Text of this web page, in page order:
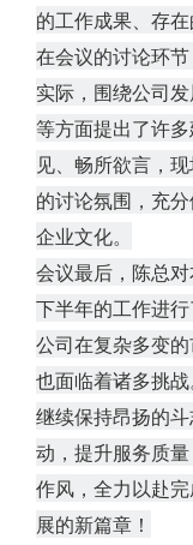
的工作成果、存
在会议的讨论环
实际，围绕公司
等方面提出了许
见、畅所欲言，
的讨论氛围，充
企业文化。
会议最后，陈总
下半年的工作进
公司在复杂多变
也面临着诸多挑
继续保持昂扬的
动，提升服务质
作风，全力以赴
展的新篇章！